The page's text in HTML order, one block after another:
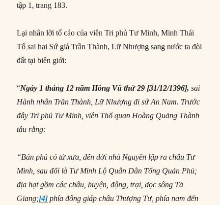
tập 1, trang 183.
Lại nhân lời tố cáo của viên Tri phủ Tư Minh, Minh Thái
Tổ sai hai Sứ giả Trần Thành, Lữ Nhượng sang nước ta đòi
đất tại biên giới:
“Ngày 1 tháng 12 năm Hồng Vũ thứ 29 [31/12/1396], sai
Hành nhân Trần Thành, Lữ Nhượng đi sứ An Nam. Trước
đây Tri phủ Tư Minh, viên Thổ quan Hoàng Quảng Thành
tâu rằng:
“Bản phủ có từ xưa, đến đời nhà Nguyên lập ra châu Tư
Minh, sau đổi là Tư Minh Lộ Quân Dân Tổng Quản Phủ;
địa hạt gồm các châu, huyện, động, trại, dọc sông Tả
Giang;[4] phía đông giáp châu Thượng Tư, phía nam đến